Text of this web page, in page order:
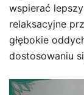
wspierać
relaksacyjne
głębokie
dostosowaniu